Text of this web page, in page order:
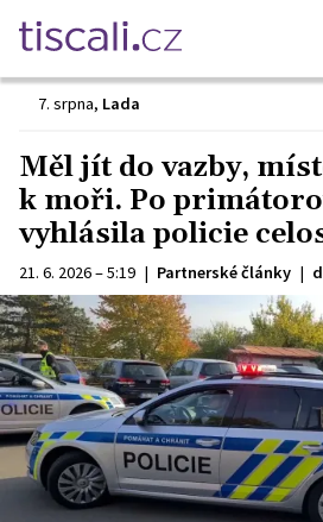
7. srpna, Lada
Měl jít do vazby,
k moři. Po
vyhlásila policie
21. 6. 2026 – 5:19 | Partnerské články |